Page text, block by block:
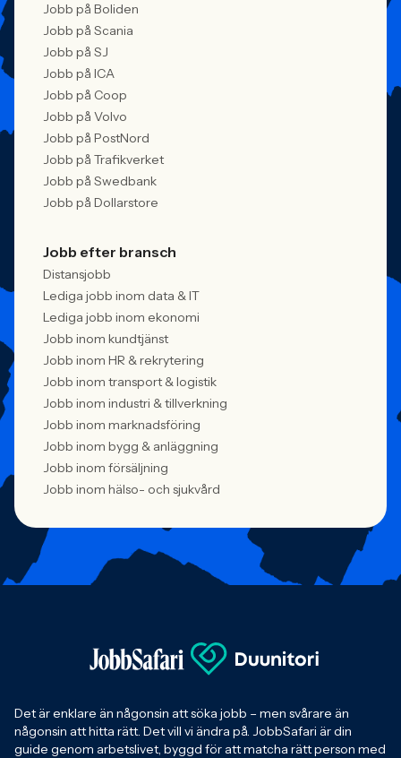
Jobb på Boliden
Jobb på Scania
Jobb på SJ
Jobb på ICA
Jobb på Coop
Jobb på Volvo
Jobb på PostNord
Jobb på Trafikverket
Jobb på Swedbank
Jobb på Dollarstore
Jobb efter bransch
Distansjobb
Lediga jobb inom data & IT
Lediga jobb inom ekonomi
Jobb inom kundtjänst
Jobb inom HR & rekrytering
Jobb inom transport & logistik
Jobb inom industri & tillverkning
Jobb inom marknadsföring
Jobb inom bygg & anläggning
Jobb inom försäljning
Jobb inom hälso- och sjukvård
Det är enklare än någonsin att söka jobb – men svårare än
någonsin att hitta rätt. Det vill vi ändra på. JobbSafari är din
guide genom arbetslivet, byggd för att matcha rätt person med